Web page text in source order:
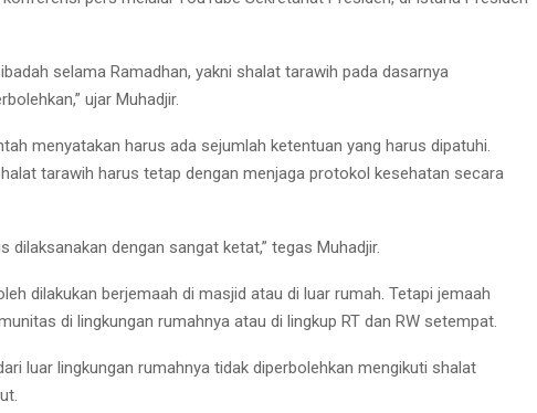
selama Ramadhan, yakni shalat tarawih pada dasarnya
ujar Muhadjir.
menyatakan harus ada sejumlah ketentuan yang harus dipatuhi.
tarawih harus tetap dengan menjaga protokol kesehatan secara
dilaksanakan dengan sangat ketat,” tegas Muhadjir.
dilakukan berjemaah di masjid atau di luar rumah. Tetapi jemaah
di lingkungan rumahnya atau di lingkup RT dan RW setempat.
luar lingkungan rumahnya tidak diperbolehkan mengikuti shalat